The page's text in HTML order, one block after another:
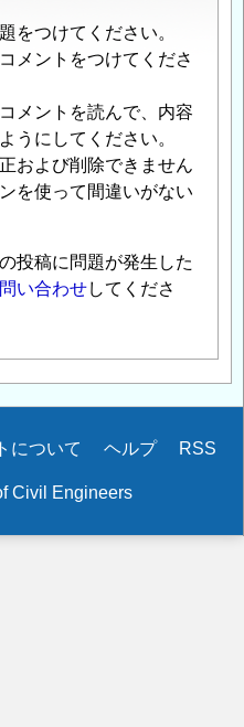
をつけてください。
メントをつけてくださ
メントを読んで、内容
うにしてください。
および削除できません
を使って間違いがない
投稿に問題が発生した
い合わせしてくださ
について ヘルプ RSS
Civil Engineers